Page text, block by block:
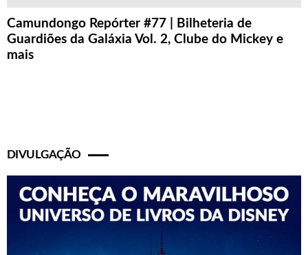
Camundongo Repórter #77 | Bilheteria de
Guardiões da Galáxia Vol. 2, Clube do Mickey e
mais
DIVULGAÇÃO